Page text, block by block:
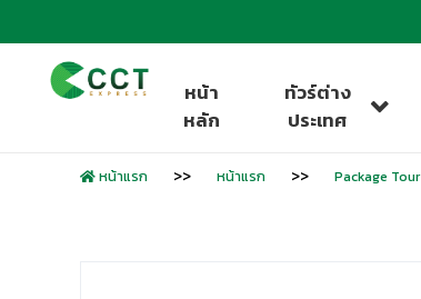
หน้า
หลัก
ทัวร์ต่าง
ประเทศ
หน้าแรก หน้าแรก Package Tour